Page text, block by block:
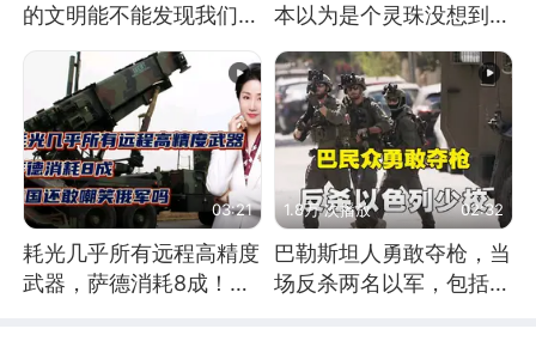
的文明能不能发现我们存
本以为是个灵珠没想到是
03:21
耗光几乎所有远程高精度
武器，萨德消耗8成！美
1.8万 次播放 02:32
巴勒斯坦人勇敢夺枪，当
场反杀两名以军，包括一